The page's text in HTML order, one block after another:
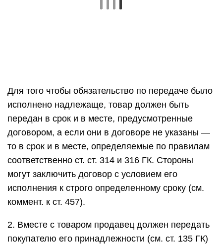
Для того чтобы обязательство по передаче было
исполнено надлежаще, товар должен быть
передан в срок и в месте, предусмотренные
договором, а если они в договоре не указаны —
то в срок и в месте, определяемые по правилам
соответственно ст. ст. 314 и 316 ГК. Стороны
могут заключить договор с условием его
исполнения к строго определенному сроку (см.
коммент. к ст. 457).
2. Вместе с товаром продавец должен передать
покупателю его принадлежности (см. ст. 135 ГК)